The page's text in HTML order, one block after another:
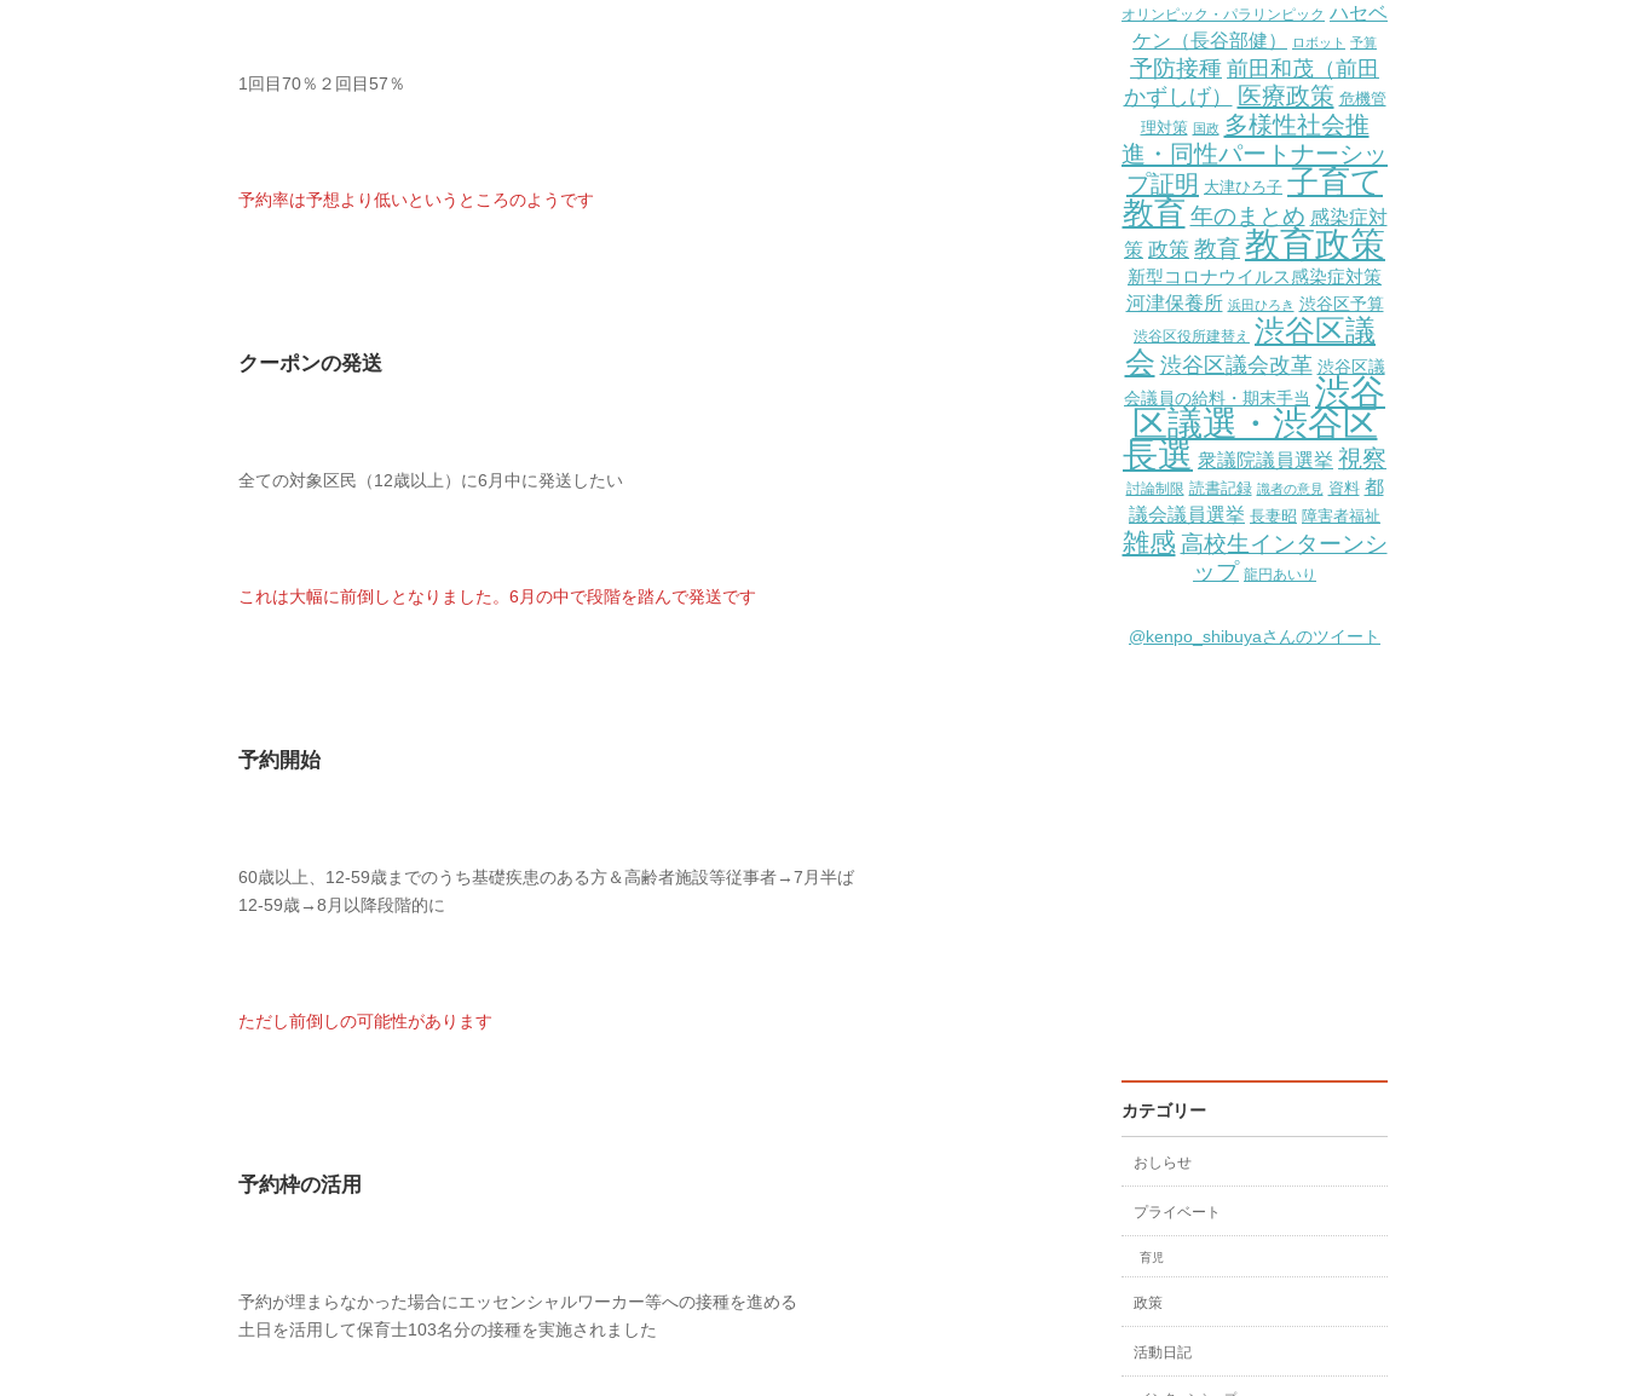
1回目70％２回目57％
予約率は予想より低いというところのようです
クーポンの発送
全ての対象区民（12歳以上）に6月中に発送したい
これは大幅に前倒しとなりました。6月の中で段階を踏んで発送です
予約開始
60歳以上、12-59歳までのうち基礎疾患のある方＆高齢者施設等従事者→7月半ば
12-59歳→8月以降段階的に
ただし前倒しの可能性があります
予約枠の活用
予約が埋まらなかった場合にエッセンシャルワーカー等への接種を進める
土日を活用して保育士103名分の接種を実施されました
オリンピック・パラリンピック ハセベ
ケン（長谷部健）
ロボット 予算
予防接種 前田和茂（前田
かずしげ）
医療政策 危機管
理対策 国政 多様性社会推
進・同性パートナーシッ
プ証明 大津ひろ子 子育て
教育 年のまとめ 感染症対
策 政策 教育教育政策
新型コロナウイルス感染症対策
河津保養所 浜田ひろき 渋谷区予算
渋谷区役所建替え 渋谷区議
会 渋谷区議会改革 渋谷区議
会議員の給料・期末手当 渋谷
区議選・渋谷区
長選 衆議院議員選挙 視察
討論制限 読書記録 識者の意見 資料 都
議会議員選挙 長妻昭 障害者福祉
雑感 高校生インターンシ
ップ 龍円あいり
@kenpo_shibuyaさんのツイート
カテゴリー
おしらせ
プライベート
育児
政策
活動日記